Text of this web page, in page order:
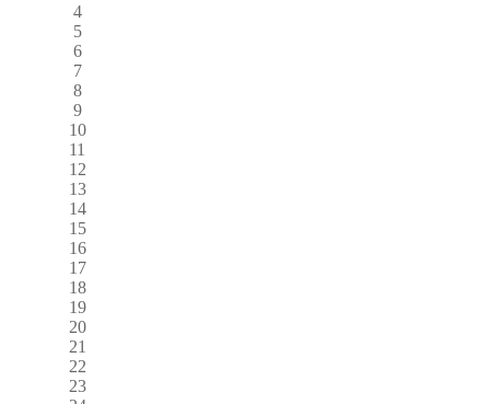
4
5
6
7
8
9
10
11
12
13
14
15
16
17
18
19
20
21
22
23